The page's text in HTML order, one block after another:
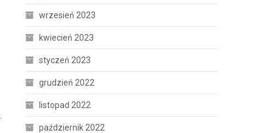
wrzesień 2023
kwiecień 2023
styczeń 2023
grudzień 2022
listopad 2022
październik 2022